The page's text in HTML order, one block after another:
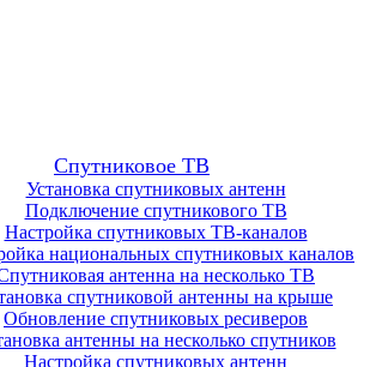
Спутниковое ТВ
Установка спутниковых антенн
Подключение спутникового ТВ
Настройка спутниковых ТВ-каналов
национальных спутниковых каналов
антенна на несколько ТВ
спутниковой антенны на крыше
Обновление спутниковых ресиверов
антенны на несколько спутников
Настройка спутниковых антенн